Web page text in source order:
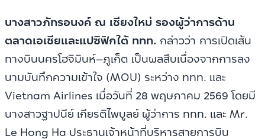
นางสาวภัทรอนงค์ ณ เชียงใหม่ รองผู้ว่าการด้าน
ตลาดเอเชียและแปซิฟิกใต้ ททท. กล่าวว่า การเปิดเส้น
ทางบินนครโฮจิมินห์–ภูเก็ต เป็นผลสืบเนื่องจากการลง
นามบันทึกความเข้าใจ (MOU) ระหว่าง ททท. และ
Vietnam Airlines เมื่อวันที่ 28 พฤษภาคม 2569 โดยมี
นางสาวฐาปนีย์ เกียรติไพบูลย์ ผู้ว่าการ ททท. และ Mr.
Le Hong Ha ประธานเจ้าหน้าที่บริหารสายการบิน